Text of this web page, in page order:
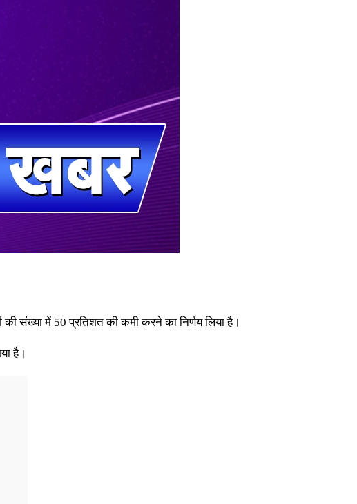
की संख्या में 50 प्रतिशत की कमी करने का निर्णय लिया है।
है।